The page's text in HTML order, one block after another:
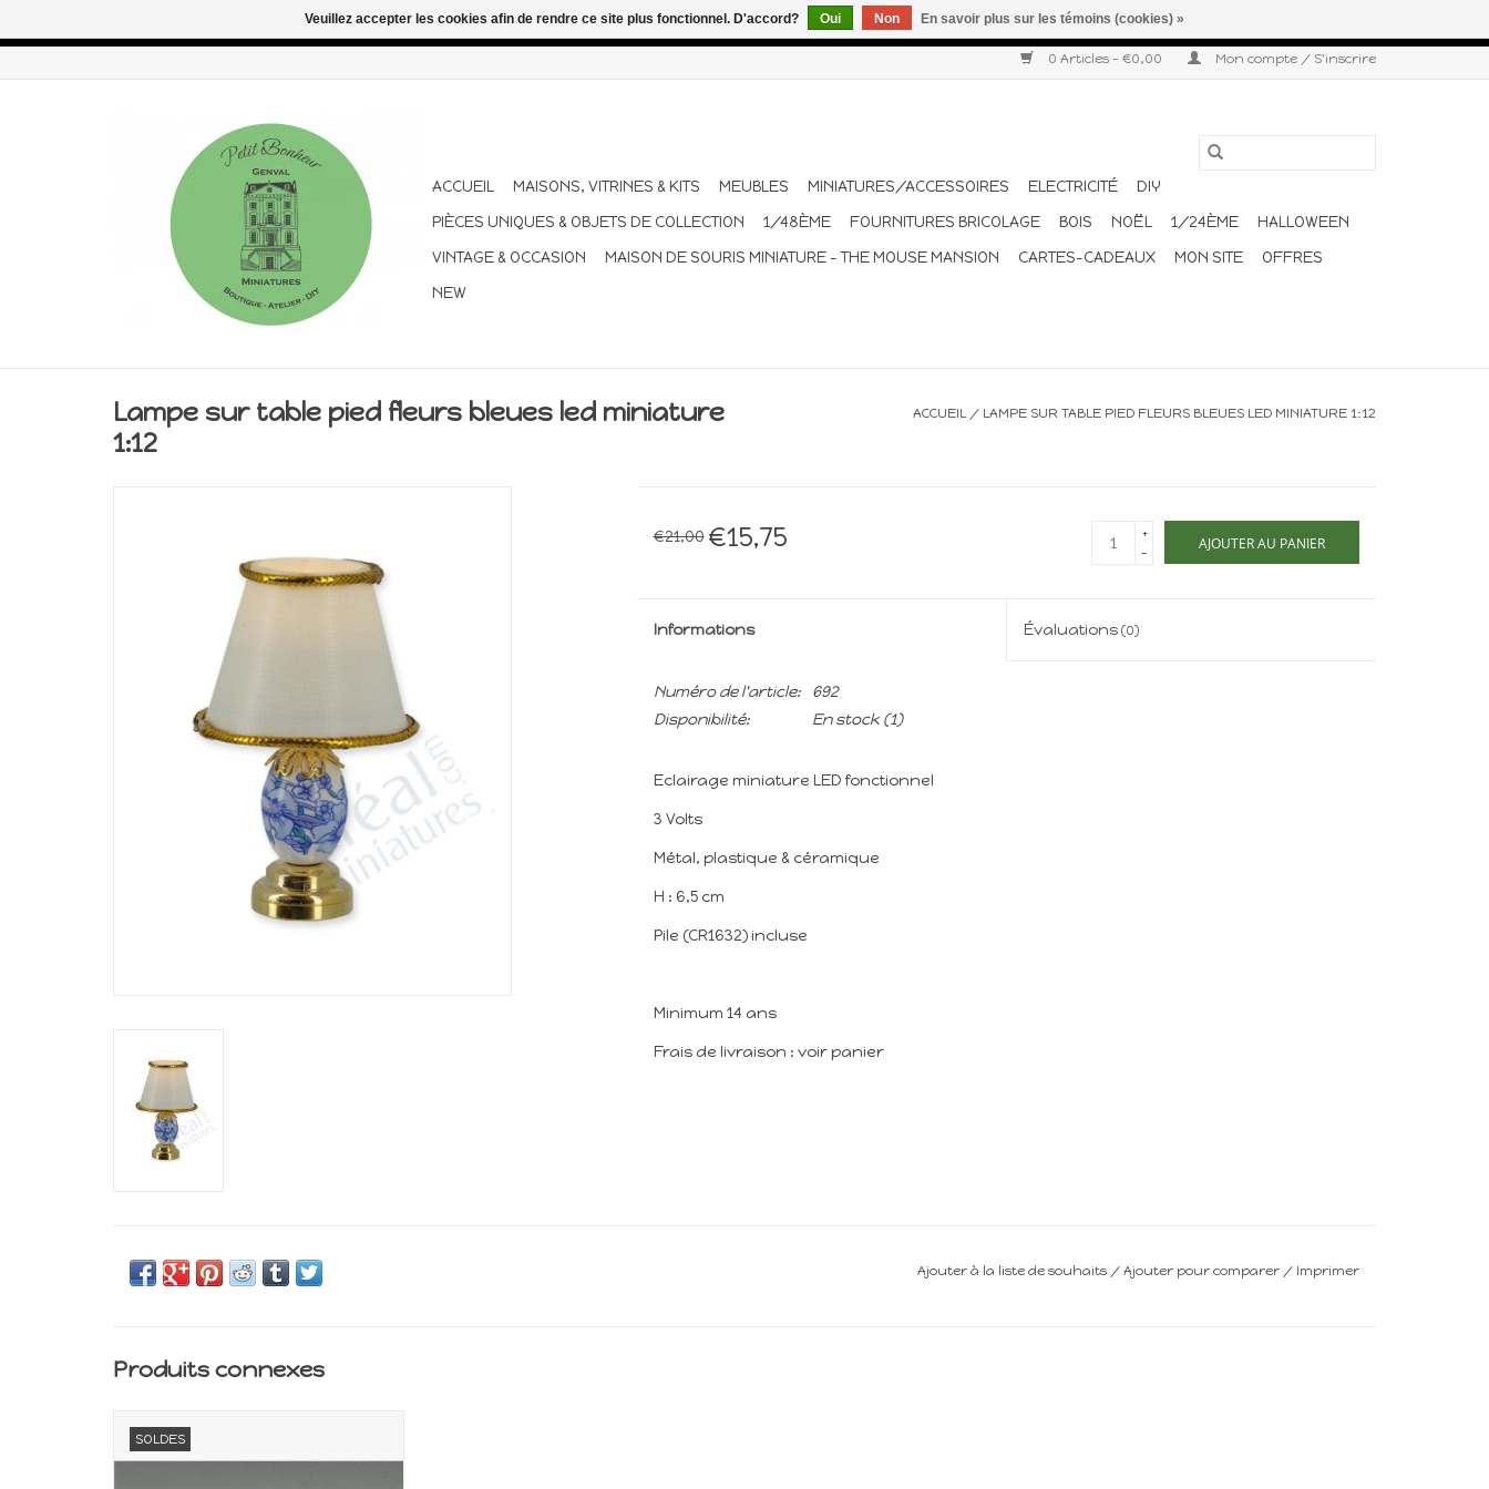
0 Articles - €0,00 Mon compte / S'inscrire
ACCUEIL MAISONS, VITRINES & KITS MEUBLES MINIATURES/ACCESSOIRES ELECTRICITÉ
DIY
PIÈCES UNIQUES & OBJETS DE COLLECTION
1/48ÈME FOURNITURES BRICOLAGE BOIS NOËL 1/24ÈME
HALLOWEEN
VINTAGE & OCCASION
MAISON DE SOURIS MINIATURE - THE MOUSE MANSION CARTES-CADEAUX MON SITE
OFFRES
NEW
Lampe sur table pied fleurs bleues led miniature
1:12
ACCUEIL / LAMPE SUR TABLE PIED FLEURS BLEUES LED MINIATURE 1:12
€21,00 €15,75
+
-
AJOUTER AU PANIER
Informations Évaluations(0)
Numéro de l'article:
692
Disponibilité:
En stock(1)
Eclairage miniature LED fonctionnel
3 Volts
Métal, plastique & céramique
H : 6,5 cm
Pile (CR1632) incluse
Minimum 14 ans
Frais de livraison : voir panier
Ajouter à la liste de souhaits / Ajouter pour comparer / Imprimer
Produits connexes
SOLDES
Veuillez accepter les cookies afin de rendre ce site plus fonctionnel. D'accord? Oui Non En savoir plus sur les témoins (cookies) »
Congés d'été : les commandes continuent d'être expédiées pendant les vacances. Les envois sont effectués une à deux fois par semaine. Merci pour votre compréhension et votre confiance.